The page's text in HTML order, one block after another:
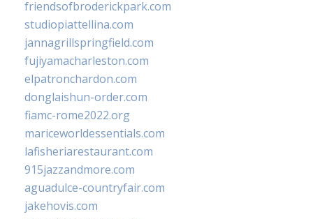
friendsofbroderickpark.com
studiopiattellina.com
jannagrillspringfield.com
fujiyamacharleston.com
elpatronchardon.com
donglaishun-order.com
fiamc-rome2022.org
mariceworldessentials.com
lafisheriarestaurant.com
915jazzandmore.com
aguadulce-countryfair.com
jakehovis.com